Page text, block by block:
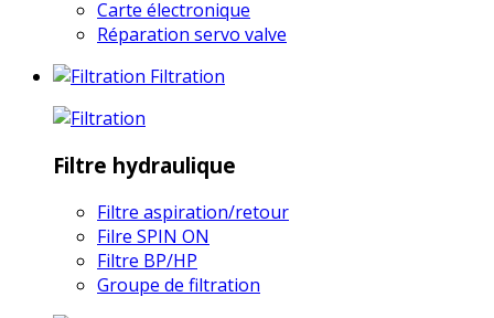
Carte électronique
Réparation servo valve
Filtration
Filtre hydraulique
Filtre aspiration/retour
Filre SPIN ON
Filtre BP/HP
Groupe de filtration